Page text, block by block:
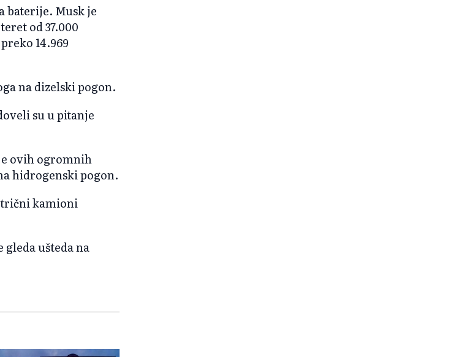
baterije. Musk je
od 37.000
14.969
na dizelski pogon.
su u pitanje
ovih ogromnih
hidrogenski pogon.
kamioni
ušteda na